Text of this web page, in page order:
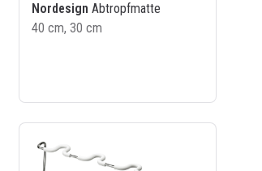
Nordesign Abtropfmatte
40 cm, 30 cm